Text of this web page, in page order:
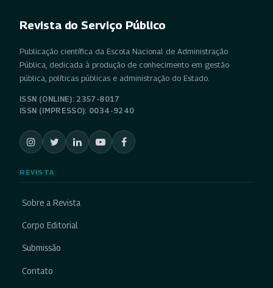
Revista do Serviço Público
Publicação científica da Escola Nacional de Administração
Pública, dedicada à produção de conhecimento em gestão
pública, políticas públicas e administração do Estado.
ISSN (ONLINE): 2357-8017
ISSN (IMPRESSO): 0034-9240
REVISTA
Sobre a Revista
Corpo Editorial
Submissão
Contato